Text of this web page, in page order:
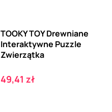
TOOKY TOY Drewniane
Interaktywne Puzzle
Zwierzątka
Cena
49,41 zł